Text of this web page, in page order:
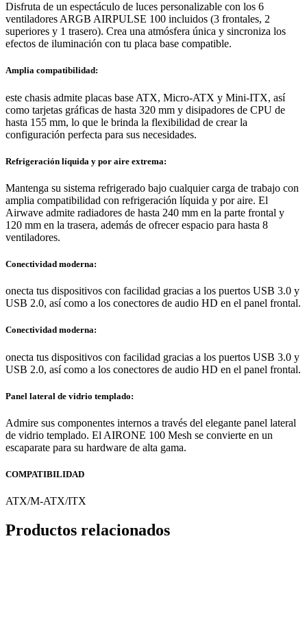
Disfruta de un espectáculo de luces personalizable con los 6
ventiladores ARGB AIRPULSE 100 incluidos (3 frontales, 2
superiores y 1 trasero). Crea una atmósfera única y sincroniza los
efectos de iluminación con tu placa base compatible.
Amplia compatibilidad:
este chasis admite placas base ATX, Micro-ATX y Mini-ITX, así
como tarjetas gráficas de hasta 320 mm y disipadores de CPU de
hasta 155 mm, lo que le brinda la flexibilidad de crear la
configuración perfecta para sus necesidades.
Refrigeración líquida y por aire extrema:
Mantenga su sistema refrigerado bajo cualquier carga de trabajo con
amplia compatibilidad con refrigeración líquida y por aire. El
Airwave admite radiadores de hasta 240 mm en la parte frontal y
120 mm en la trasera, además de ofrecer espacio para hasta 8
ventiladores.
Conectividad moderna:
onecta tus dispositivos con facilidad gracias a los puertos USB 3.0 y
USB 2.0, así como a los conectores de audio HD en el panel frontal.
Conectividad moderna:
onecta tus dispositivos con facilidad gracias a los puertos USB 3.0 y
USB 2.0, así como a los conectores de audio HD en el panel frontal.
Panel lateral de vidrio templado:
Admire sus componentes internos a través del elegante panel lateral
de vidrio templado. El AIRONE 100 Mesh se convierte en un
escaparate para su hardware de alta gama.
COMPATIBILIDAD
ATX/M-ATX/ITX
Productos relacionados